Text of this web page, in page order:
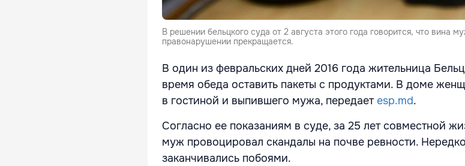
В решении бельцкого суда от 2 августа этого года говорится, что вина
правонарушении прекращается.
В один из февральских дней 2016 года жительница
время обеда оставить пакеты с продуктами. В доме
в гостиной и выпившего мужа, передаетesp.md.
Согласно ее показаниям в суде, за 25 лет совместной
муж провоцировал скандалы на почве ревности.
заканчивались побоями.